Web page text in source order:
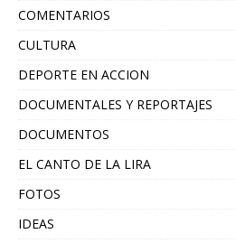
COMENTARIOS
CULTURA
DEPORTE EN ACCION
DOCUMENTALES Y REPORTAJES
DOCUMENTOS
EL CANTO DE LA LIRA
FOTOS
IDEAS